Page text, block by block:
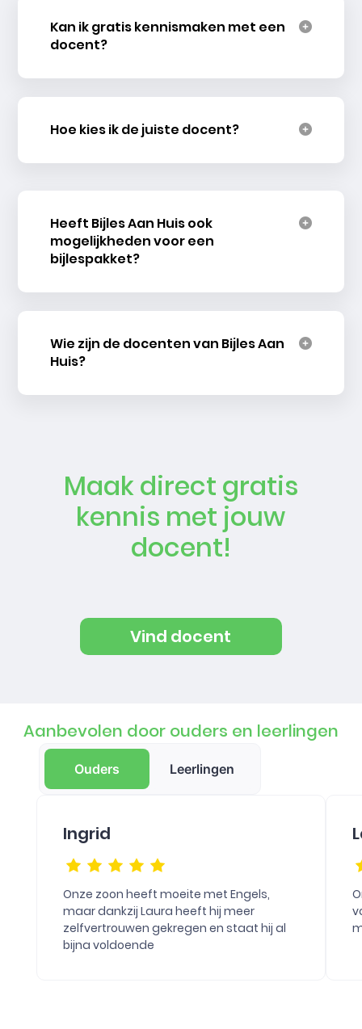
Kan ik gratis kennismaken met een
docent?
Hoe kies ik de juiste docent?
Heeft Bijles Aan Huis ook
mogelijkheden voor een
bijlespakket?
Wie zijn de docenten van Bijles Aan
Huis?
Maak direct gratis
kennis met jouw
docent!
Vind docent
Aanbevolen door ouders en leerlingen
Ouders Leerlingen
Ingrid
Onze zoon heeft moeite met Engels,
maar dankzij Laura heeft hij meer
zelfvertrouwen gekregen en staat hij al
bijna voldoende